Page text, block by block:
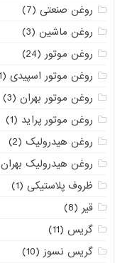
روغن صنعتی (7)
روغن ماشین (3)
روغن موتور (24)
روغن موتور اسپیدی (1)
روغن موتور بهران (3)
روغن موتور پراید (1)
روغن هیدرولیک (2)
روغن هیدرولیک بهران
ظروف پلاستیکی (1)
قیر (8)
گریس (11)
گریس نسوز (10)